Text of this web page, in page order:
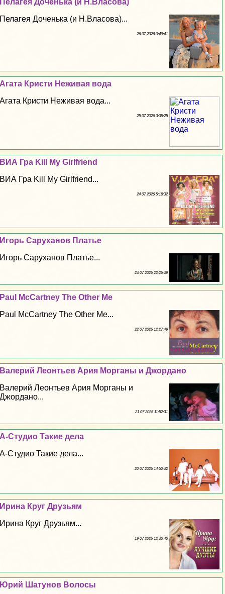
Пелагея Доченька (и Н.Власова)
Пелагея Доченька (и Н.Власова)...
26 07 2026 0:49:41
Агата Кристи Неживая вода
Агата Кристи Неживая вода...
25 07 2026 3:35:25
ВИА Гра Kill My Girlfriend
ВИА Гра Kill My Girlfriend...
24 07 2026 5:18:32
Игорь Саруханов Платье
Игорь Саруханов Платье...
23 07 2026 22:26:39
Paul McCartney The Other Me
Paul McCartney The Other Me...
22 07 2026 12:27:49
Валерий Леонтьев Ария Морганы и Джордано
Валерий Леонтьев Ария Морганы и
Джордано...
21 07 2026 11:52:31
А-Студио Такие дела
А-Студио Такие дела...
20 07 2026 14:50:32
Ирина Круг Друзьям
Ирина Круг Друзьям...
19 07 2026 12:30:40
Юрий Шатунов Волосы